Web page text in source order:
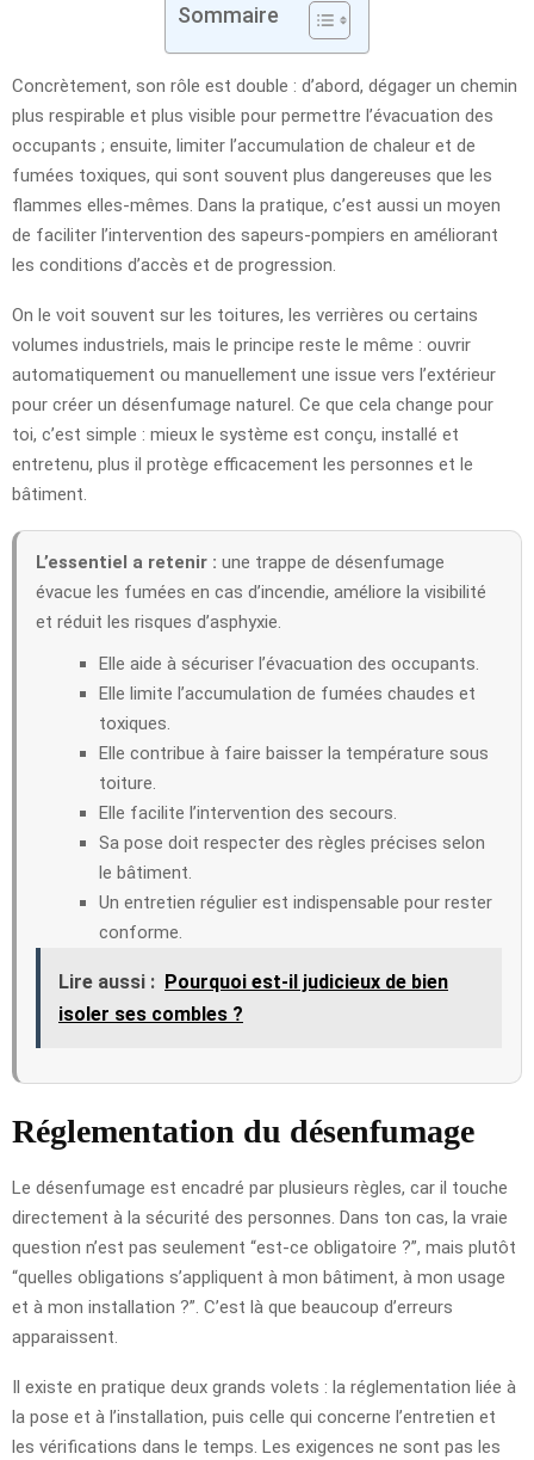
Sommaire
Concrètement, son rôle est double : d’abord, dégager un chemin
plus respirable et plus visible pour permettre l’évacuation des
occupants ; ensuite, limiter l’accumulation de chaleur et de
fumées toxiques, qui sont souvent plus dangereuses que les
flammes elles-mêmes. Dans la pratique, c’est aussi un moyen
de faciliter l’intervention des sapeurs-pompiers en améliorant
les conditions d’accès et de progression.
On le voit souvent sur les toitures, les verrières ou certains
volumes industriels, mais le principe reste le même : ouvrir
automatiquement ou manuellement une issue vers l’extérieur
pour créer un désenfumage naturel. Ce que cela change pour
toi, c’est simple : mieux le système est conçu, installé et
entretenu, plus il protège efficacement les personnes et le
bâtiment.
L’essentiel a retenir : une trappe de désenfumage
évacue les fumées en cas d’incendie, améliore la visibilité
et réduit les risques d’asphyxie.
Elle aide à sécuriser l’évacuation des occupants.
Elle limite l’accumulation de fumées chaudes et
toxiques.
Elle contribue à faire baisser la température sous
toiture.
Elle facilite l’intervention des secours.
Sa pose doit respecter des règles précises selon
le bâtiment.
Un entretien régulier est indispensable pour rester
conforme.
Lire aussi : Pourquoi est-il judicieux de bien
isoler ses combles ?
Réglementation du désenfumage
Le désenfumage est encadré par plusieurs règles, car il touche
directement à la sécurité des personnes. Dans ton cas, la vraie
question n’est pas seulement “est-ce obligatoire ?”, mais plutôt
“quelles obligations s’appliquent à mon bâtiment, à mon usage
et à mon installation ?”. C’est là que beaucoup d’erreurs
apparaissent.
Il existe en pratique deux grands volets : la réglementation liée à
la pose et à l’installation, puis celle qui concerne l’entretien et
les vérifications dans le temps. Les exigences ne sont pas les